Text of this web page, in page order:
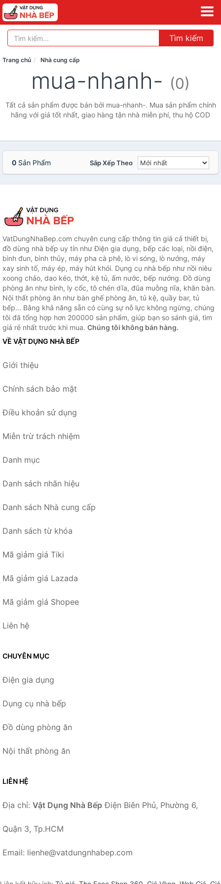
Tìm kiếm
Trang chủ Nhà cung cấp
mua-nhanh- (0)
Tất cả sản phẩm được bán bởi mua-nhanh-. Mua sản phẩm chính
hãng với giá tốt nhất, giao hàng tận nhà miễn phí, thu hộ COD
0 Sản Phẩm Sắp Xếp Theo
VatDungNhaBep.com chuyên cung cấp thông tin giá cả thiết bị,
đồ dùng nhà bếp uy tín như Điện gia dụng, bếp các loại, nồi điện,
bình đun, bình thủy, máy pha cà phê, lò vi sóng, lò nướng, máy
xay sinh tố, máy ép, máy hút khói. Dụng cụ nhà bếp như nồi niêu
xoong chảo, dao kéo, thớt, kệ tủ, ấm nước, bếp nướng. Đồ dùng
phòng ăn như bình, ly cốc, tô chén dĩa, đũa muỗng nĩa, khăn bàn.
Nội thất phòng ăn như bàn ghế phòng ăn, tủ kệ, quầy bar, tủ
bếp... Bằng khả năng sẵn có cùng sự nỗ lực không ngừng, chúng
tôi đã tổng hợp hơn 200000 sản phẩm, giúp bạn so sánh giá, tìm
giá rẻ nhất trước khi mua. Chúng tôi không bán hàng.
VỀ VẬT DỤNG NHÀ BẾP
Giới thiệu
Chính sách bảo mật
Điều khoản sử dụng
Miễn trừ trách nhiệm
Danh mục
Danh sách nhãn hiệu
Danh sách Nhà cung cấp
Danh sách từ khóa
Mã giảm giá Tiki
Mã giảm giá Lazada
Mã giảm giá Shopee
Liên hệ
CHUYÊN MỤC
Điện gia dụng
Dụng cụ nhà bếp
Đồ dùng phòng ăn
Nội thất phòng ăn
LIÊN HỆ
Địa chỉ: Vật Dụng Nhà Bếp Điện Biên Phủ, Phường 6,
Quận 3, Tp.HCM
Email: lienhe@vatdungnhabep.com